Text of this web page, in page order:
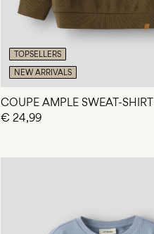
TOPSELLERS
NEW ARRIVALS
COUPE AMPLE SWEAT-SHIRT
€ 24,99